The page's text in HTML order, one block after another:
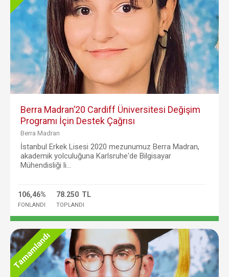
Berra Madran’20 Cardiff Üniversitesi Değişim
Programı İçin Destek Çağrısı
Berra Madran
İstanbul Erkek Lisesi 2020 mezunumuz Berra Madran,
akademik yolculuğuna Karlsruhe'de Bilgisayar
Mühendisliği li...
106,46%
FONLANDI
78.250 TL
TOPLANDI
Tamamlandı